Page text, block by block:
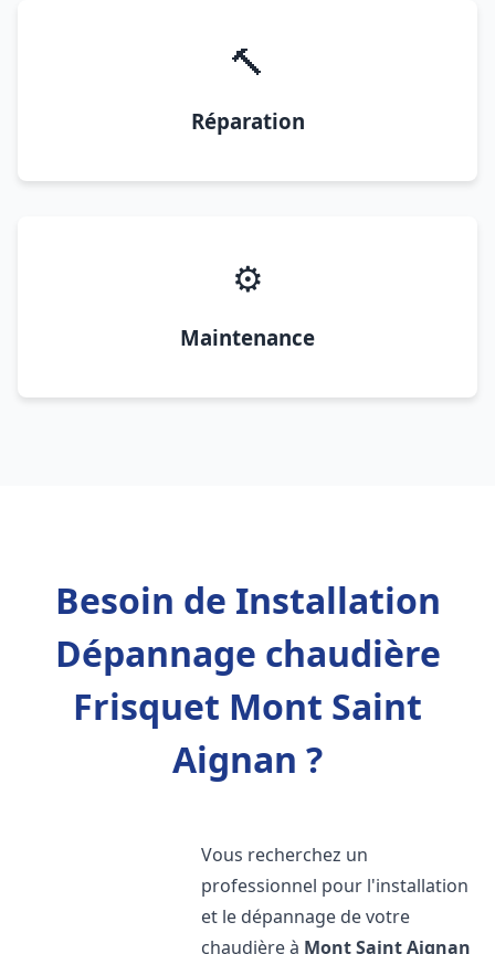
🔨
Réparation
⚙️
Maintenance
Besoin de Installation
Dépannage chaudière
Frisquet Mont Saint
Aignan ?
Vous recherchez un
professionnel pour l'installation
et le dépannage de votre
chaudière à Mont Saint Aignan